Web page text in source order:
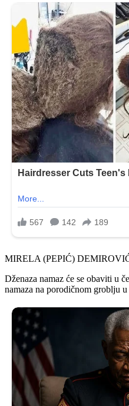
MIRELA (PEPIĆ)
Dženaza namaz će se obaviti u
namaza na porodičnom groblju u